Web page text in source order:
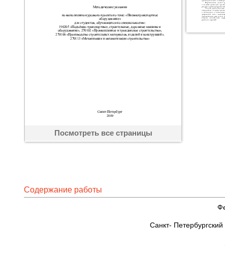
Посмотреть все страницы
Содержание работы
Санкт-